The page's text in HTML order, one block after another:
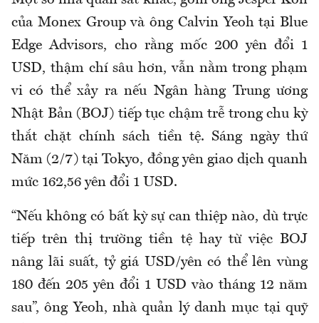
của Monex Group và ông Calvin Yeoh tại Blue
Edge Advisors, cho rằng mốc 200 yên đổi 1
USD, thậm chí sâu hơn, vẫn nằm trong phạm
vi có thể xảy ra nếu Ngân hàng Trung ương
Nhật Bản (BOJ) tiếp tục chậm trễ trong chu kỳ
thắt chặt chính sách tiền tệ. Sáng ngày thứ
Năm (2/7) tại Tokyo, đồng yên giao dịch quanh
mức 162,56 yên đổi 1 USD.
“Nếu không có bất kỳ sự can thiệp nào, dù trực
tiếp trên thị trường tiền tệ hay từ việc BOJ
nâng lãi suất, tỷ giá USD/yên có thể lên vùng
180 đến 205 yên đổi 1 USD vào tháng 12 năm
sau”, ông Yeoh, nhà quản lý danh mục tại quỹ